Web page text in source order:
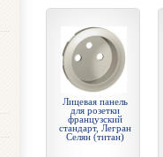
Лицевая панель
для розетки
французский
стандарт, Легран
Селян (титан)